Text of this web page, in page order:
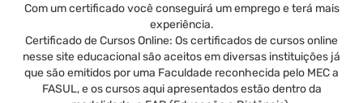
Com um certificado você conseguirá um emprego e terá mais
experiência.
Certificado de Cursos Online: Os certificados de cursos online
nesse site educacional são aceitos em diversas instituições já
que são emitidos por uma Faculdade reconhecida pelo MEC a
FASUL, e os cursos aqui apresentados estão dentro da